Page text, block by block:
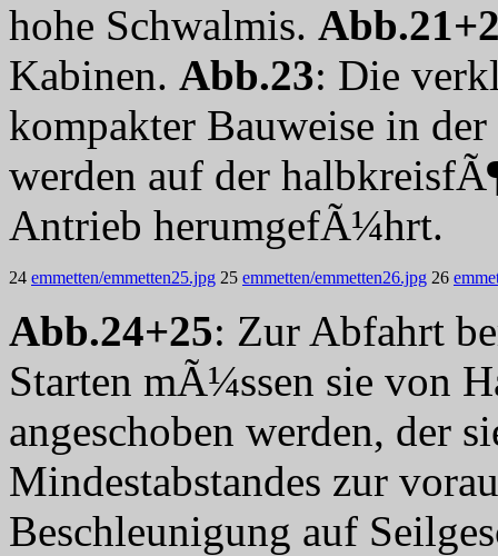
hohe Schwalmis.
Kabinen. Abb.23: Die
kompakter Bauweise in
werden auf der
Antrieb herumgefÃ¼hrt.
24 emmetten/emmetten25.jpg 25 emmetten/emmetten26.jpg 26
Abb.24+25: Zur Abfahrt
Starten mÃ¼ssen sie von
angeschoben werden, der
Mindestabstandes zur
Beschleunigung auf